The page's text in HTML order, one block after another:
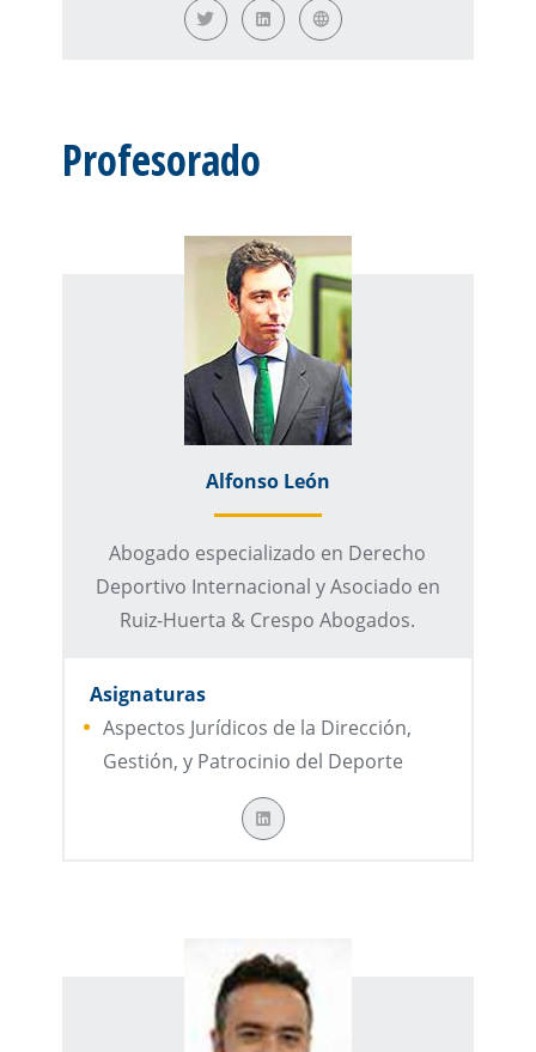
Profesorado
Alfonso León
Abogado especializado en Derecho
Deportivo Internacional y Asociado en
Ruiz-Huerta & Crespo Abogados.
Asignaturas
Aspectos Jurídicos de la Dirección,
Gestión, y Patrocinio del Deporte